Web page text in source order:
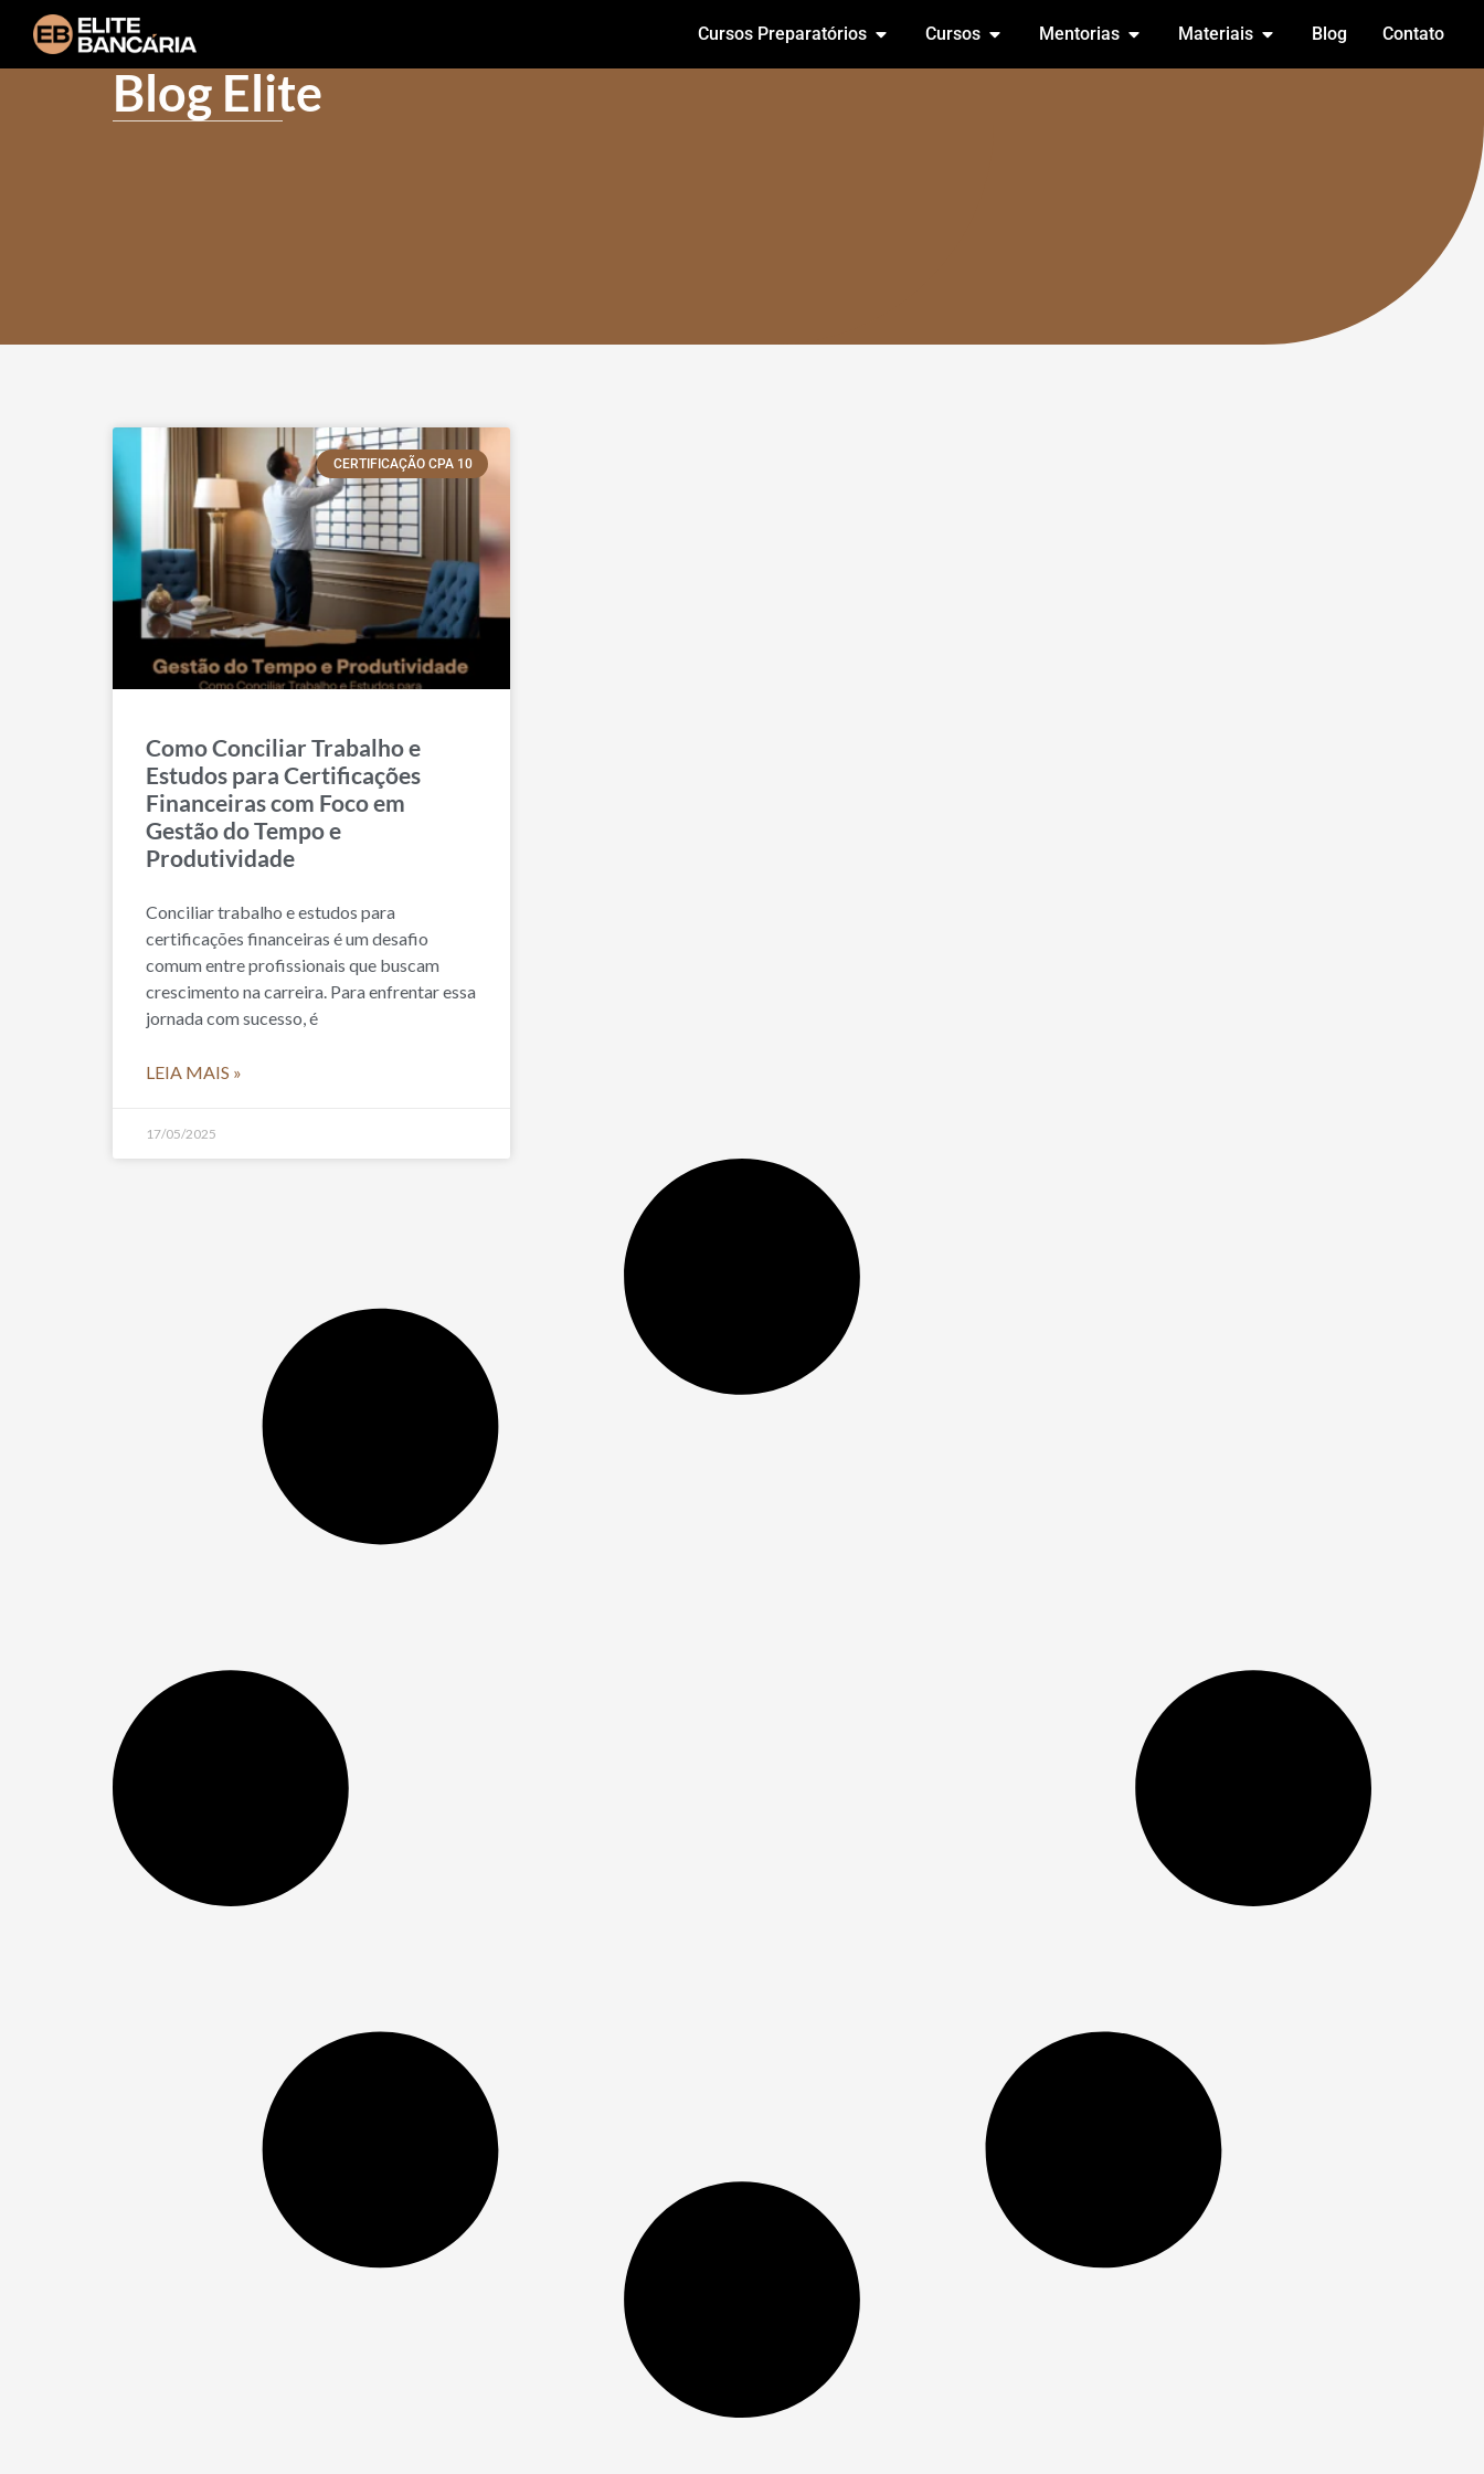
Cursos Preparatórios Cursos Mentorias Materiais Blog Contato
Blog Elite
CERTIFICAÇÃO CPA 10
Como Conciliar Trabalho e
Estudos para Certificações
Financeiras com Foco em
Gestão do Tempo e
Produtividade
Conciliar trabalho e estudos para
certificações financeiras é um desafio
comum entre profissionais que buscam
crescimento na carreira. Para enfrentar essa
jornada com sucesso, é
LEIA MAIS »
17/05/2025